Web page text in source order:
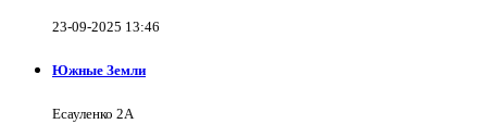
23-09-2025 13:46
Южные Земли
Есауленко 2А